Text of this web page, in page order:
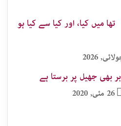
تھا میں کیا، اور کیا سے کیا ہو
بھی جھیل پر برستا ہے
26 مئی, 2020